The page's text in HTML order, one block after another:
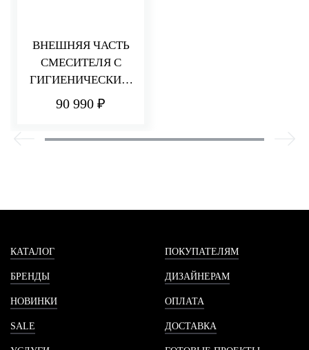
ВНЕШНЯЯ ЧАСТЬ
СМЕСИТЕЛЯ С
ГИГИЕНИЧЕСКИМ
ДУШЕМ
90 990 ₽
КАТАЛОГ
БРЕНДЫ
НОВИНКИ
SALE
ПОКУПАТЕЛЯМ
ДИЗАЙНЕРАМ
ОПЛАТА
ДОСТАВКА